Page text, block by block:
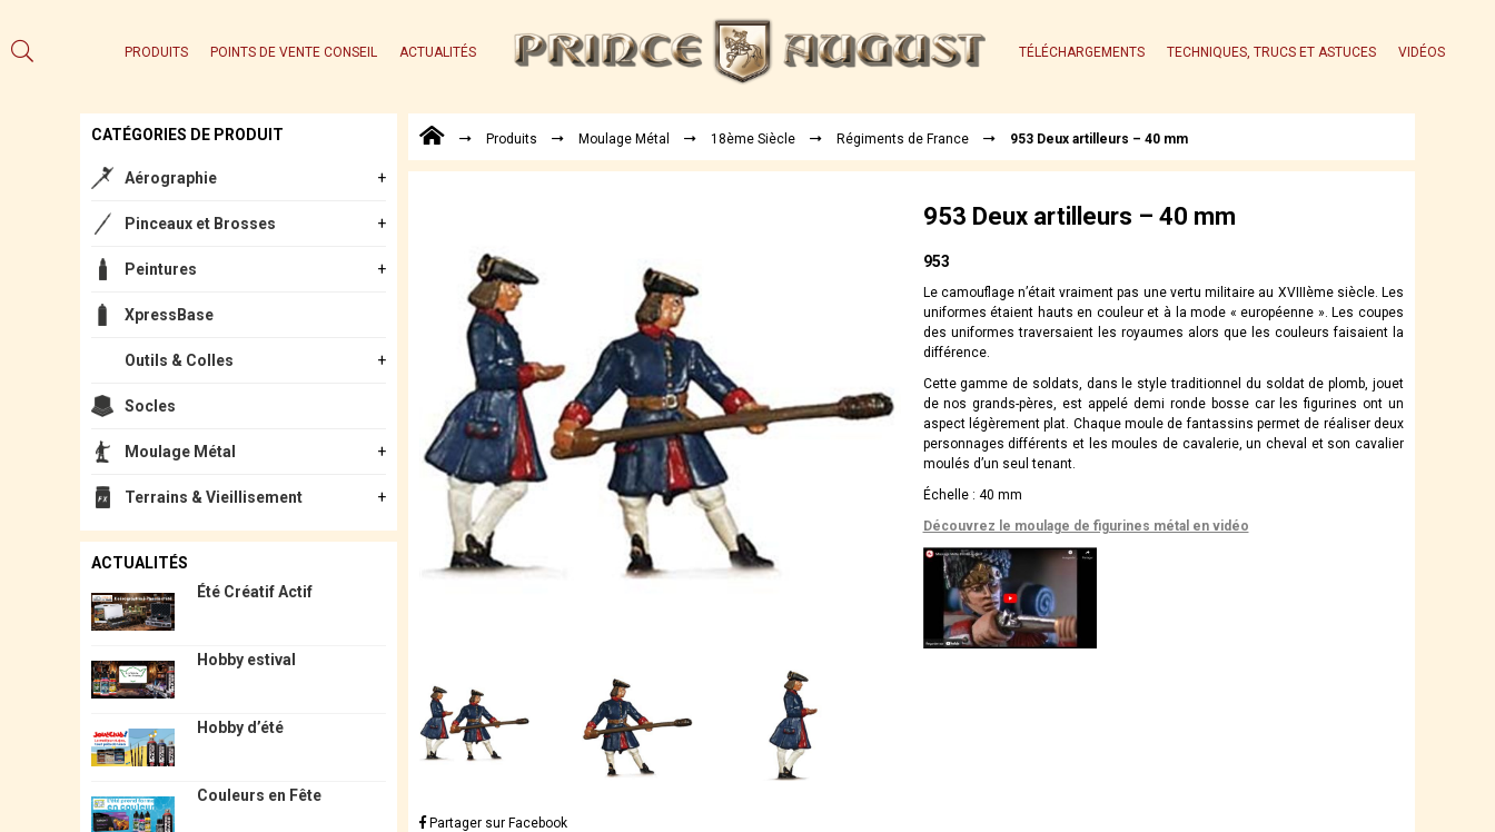
PRODUITS POINTS DE VENTE CONSEIL ACTUALITÉS TÉLÉCHARGEMENTS TECHNIQUES, TRUCS ET ASTUCES VIDÉOS
CATÉGORIES DE PRODUIT
Aérographie
Pinceaux et Brosses
Peintures
XpressBase
Outils & Colles
Socles
Moulage Métal
Terrains & Vieillisement
ACTUALITÉS
Été Créatif Actif
Hobby estival
Hobby d’été
Couleurs en Fête
Produits Moulage Métal 18ème Siècle Régiments de France 953 Deux artilleurs – 40 mm
Partager sur Facebook
953 Deux artilleurs – 40 mm
953
Le camouflage n’était vraiment pas une vertu militaire au XVIIIème siècle. Les
uniformes étaient hauts en couleur et à la mode « européenne ». Les coupes
des uniformes traversaient les royaumes alors que les couleurs faisaient la
différence.
Cette gamme de soldats, dans le style traditionnel du soldat de plomb, jouet
de nos grands-pères, est appelé demi ronde bosse car les figurines ont un
aspect légèrement plat. Chaque moule de fantassins permet de réaliser deux
personnages différents et les moules de cavalerie, un cheval et son cavalier
moulés d’un seul tenant.
Échelle : 40 mm
Découvrez le moulage de figurines métal en vidéo